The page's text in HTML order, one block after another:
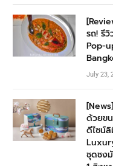
รถ! รี
Pop-
July 23,
ด้วยข
ดีไซน์
ชุดชง